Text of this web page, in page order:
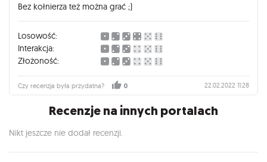
Bez kołnierza też można grać ;)
Losowość:
Interakcja:
Złożoność:
Czy recenzja była przydatna? 0 22.02.2022 11:28
Recenzje na innych portalach
Nikt jeszcze nie dodał recenzji.